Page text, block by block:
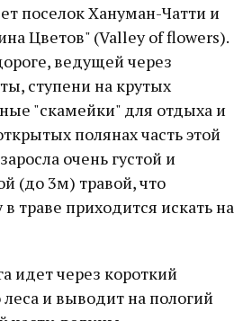
поселок Хануман-Чатти и
Цветов" (Valley of flowers).
ведущей через
ступени на крутых
"скамейки" для отдыха и
полянах часть этой
очень густой и
(до 3м) травой, что
траве приходится искать на
идет через короткий
леса и выводит на пологий